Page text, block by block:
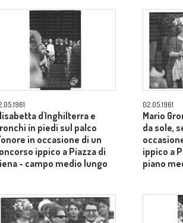
d'Inghilterra e
in piedi sul palco
in occasione di un
ippico a Piazza di
- campo medio lungo
02.05.1961
Mario
da sole,
ippico a
piano